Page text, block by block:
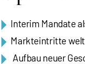
Interim Mandate
Markteintritte
Aufbau neuer